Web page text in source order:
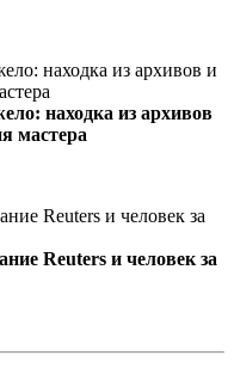
находка из архивов
мастера
Reuters и человек за